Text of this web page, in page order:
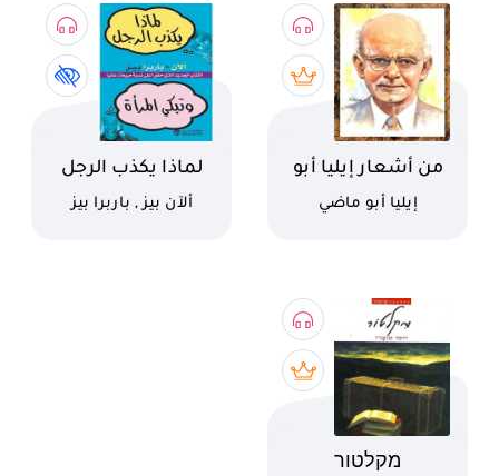
اسم الكتاب
من أشعار إيليا أبو
ماضيكاتب
إيليا أبو ماضي
اسم الكتاب
لماذا يكذب الرجل
وتبكي المرأة
كاتب
ألآن بيز , باربرا بيز
اسم الكتاب
מקלטור